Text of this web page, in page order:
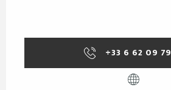
+33 6 62 09 79